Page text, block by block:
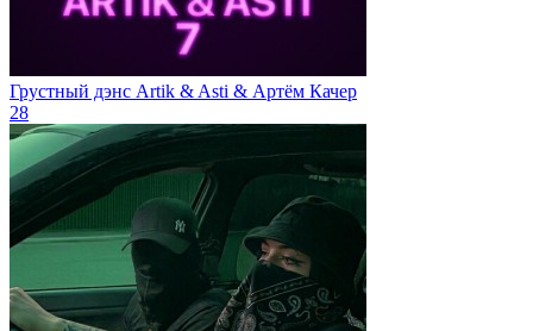
Грустный дэнс Artik & Asti & Артём Качер
28